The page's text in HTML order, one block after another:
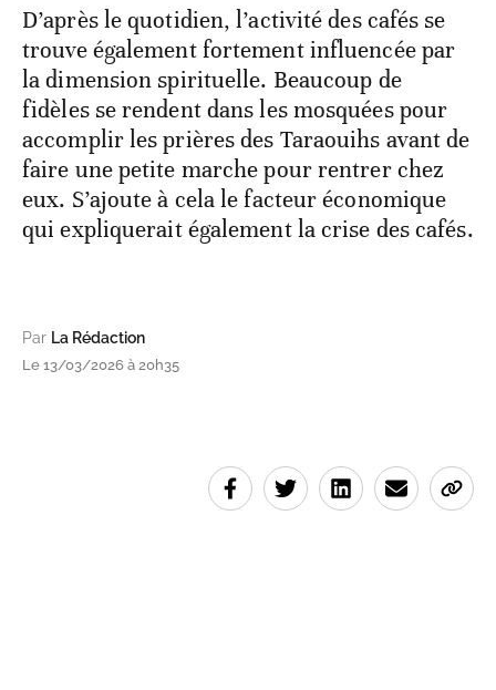
D’après le quotidien, l’activité des cafés se
trouve également fortement influencée par
la dimension spirituelle. Beaucoup de
fidèles se rendent dans les mosquées pour
accomplir les prières des Taraouihs avant de
faire une petite marche pour rentrer chez
eux. S’ajoute à cela le facteur économique
qui expliquerait également la crise des cafés.
Par La Rédaction
Le 13/03/2026 à 20h35